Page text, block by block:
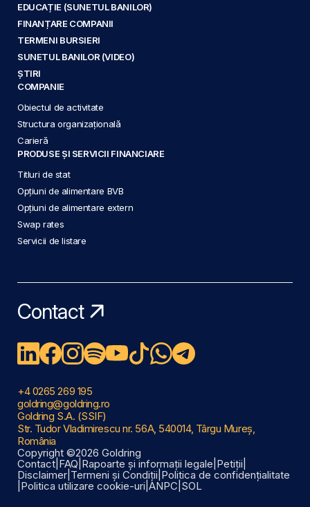
EDUCAȚIE (SUNETUL BANILOR)
FINANȚARE COMPANII
TERMENI BURSIERI
SUNETUL BANILOR (VIDEO)
ȘTIRI
COMPANIE
Obiectul de activitate
Structura organizațională
Carieră
PRODUSE ȘI SERVICII FINANCIARE
Titluri de stat
Opțiuni de alimentare BVB
Opțiuni de alimentare extern
Swap rates
Servicii de listare
Contact
+4 0265 269 195
goldring@goldring.ro
Goldring S.A. (SSIF)
Str. Tudor Vladimirescu nr. 56A, 540014, Târgu Mureș,
România
Copyright ©2026 Goldring
Contact FAQ Rapoarte și informații legale Petiții
Disclaimer Termeni și Condiții Politica de confidențialitate
Politica utilizare cookie-uri ANPC SOL